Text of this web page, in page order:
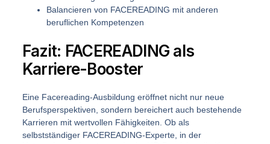
Balancieren von FACEREADING mit anderen
beruflichen Kompetenzen
Fazit: FACEREADING als
Karriere-Booster
Eine Facereading-Ausbildung eröffnet nicht nur neue
Berufsperspektiven, sondern bereichert auch bestehende
Karrieren mit wertvollen Fähigkeiten. Ob als
selbstständiger FACEREADING-Experte, in der